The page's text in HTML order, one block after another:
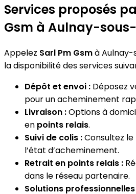
Services proposés
Gsm à Aulnay-
Appelez Sarl Pm Gsmà Aulnay-
la disponibilité des services
Dépôt et envoi : Déposez
pour un acheminement
Livraison :Options à
en points relais.
Suivi de colis :Consultez
l’état d’acheminement.
Retrait en points relais :
dans le réseau partenaire.
Solutions professionnelles